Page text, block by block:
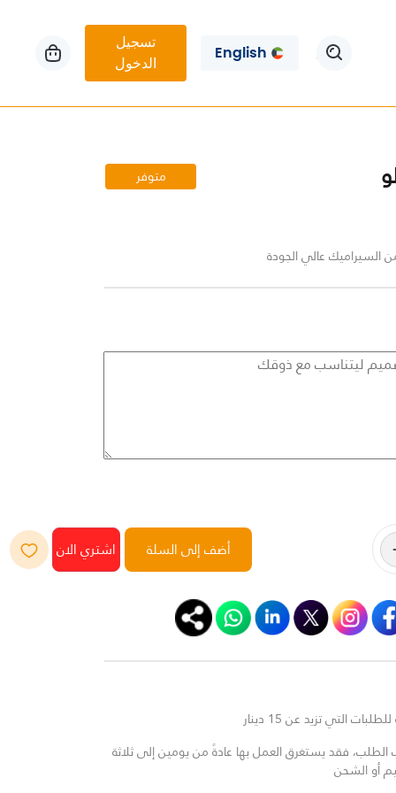
English
تسجيل
الدخول
متوفر
عالي الجودة
أضف إلى السلة
التي تزيد عن 15 دينار
فقد يستغرق العمل بها عادةً من يومين إلى ثلاثة
أو الشحن